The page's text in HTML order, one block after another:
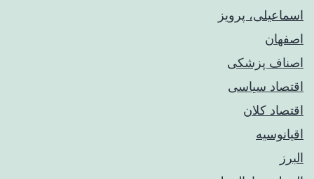
اسماعیلی، پرویز
اصفهان
اصناف پزشکی
اقتصاد سیاسی
اقتصاد کلان
اقیانوسیه
البرز